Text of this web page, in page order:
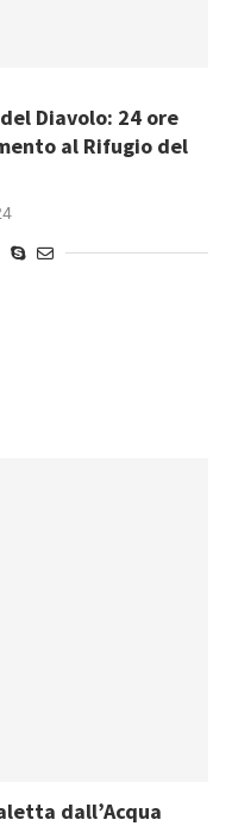
Diavolo: 24 ore
al Rifugio del
dall’Acqua